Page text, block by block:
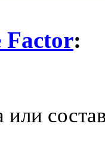
Factor:
или